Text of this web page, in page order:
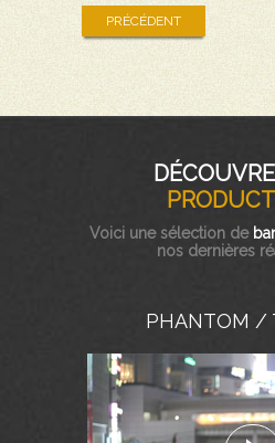
PRÉCÉDENT
Voici une sélection de
nos dernières
PHANTOM /